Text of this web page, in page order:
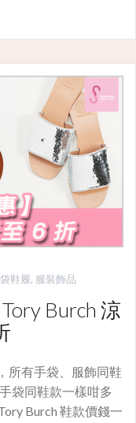
鞋履, 服裝飾品
Burch 涼
所有手袋、服飾同鞋
袋同鞋款一樣咁多
Burch 鞋款價錢一